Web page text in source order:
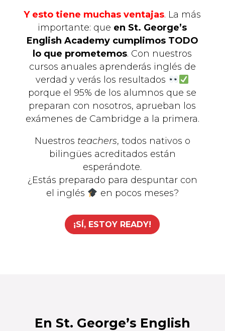
Y esto tiene muchas ventajas. La más
importante: que en St. George’s
English Academy cumplimos TODO
lo que prometemos. Con nuestros
cursos anuales aprenderás inglés de
verdad y verás los resultados
porque el 95% de los alumnos que se
preparan con nosotros, aprueban los
exámenes de Cambridge a la primera.
Nuestros teachers, todos nativos o
bilingües acreditados están
esperándote.
¿Estás preparado para despuntar con
el inglés
en pocos meses?
¡SÍ, ESTOY READY!
En St. George’s English